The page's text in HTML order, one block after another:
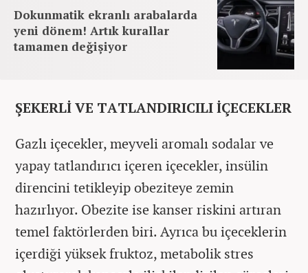
Dokunmatik ekranlı arabalarda
yeni dönem! Artık kurallar
tamamen değişiyor
ŞEKERLİ VE TATLANDIRICILI İÇECEKLER
Gazlı içecekler, meyveli aromalı sodalar ve
yapay tatlandırıcı içeren içecekler, insülin
direncini tetikleyip obeziteye zemin
hazırlıyor. Obezite ise kanser riskini artıran
temel faktörlerden biri. Ayrıca bu içeceklerin
içerdiği yüksek fruktoz, metabolik stres